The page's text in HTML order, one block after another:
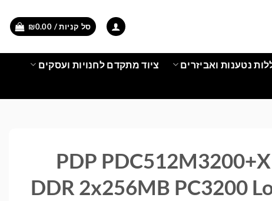
סל קניות / ₪0.00
נטענות ואביזרים ציוד מתקדם לחנויות ועסקים
PDP
DDR 2x256MB PC3200